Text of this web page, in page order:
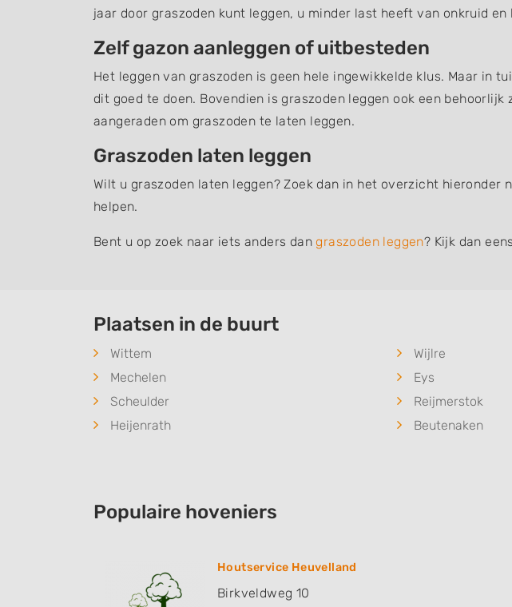
jaar door graszoden kunt leggen, u minder last heeft van onkruid
Zelf gazon aanleggen of uitbesteden
Het leggen van graszoden is geen hele ingewikkelde klus. Maar in
dit goed te doen. Bovendien is graszoden leggen ook een
aangeraden om graszoden te laten leggen.
Graszoden laten leggen
Wilt u graszoden laten leggen? Zoek dan in het overzicht
helpen.
Bent u op zoek naar iets anders dangraszoden leggen? Kijk dan
Plaatsen in de buurt
Wittem Wijlre
Mechelen
Eys
Scheulder
Reijmerstok
Heijenrath
Beutenaken
Populaire hoveniers
Houtservice Heuvelland
Birkveldweg 10